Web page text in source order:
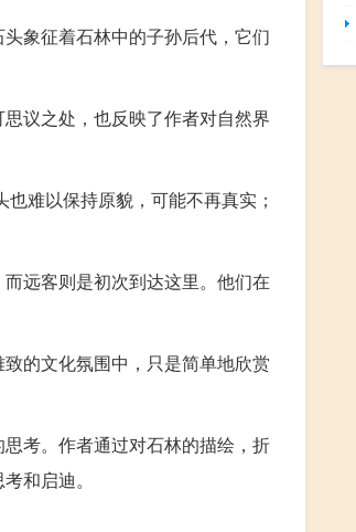
象征着石林中的子孙后代，它们
议之处，也反映了作者对自然界
难以保持原貌，可能不再真实；
远客则是初次到达这里。他们在
的文化氛围中，只是简单地欣赏
考。作者通过对石林的描绘，折
和启迪。